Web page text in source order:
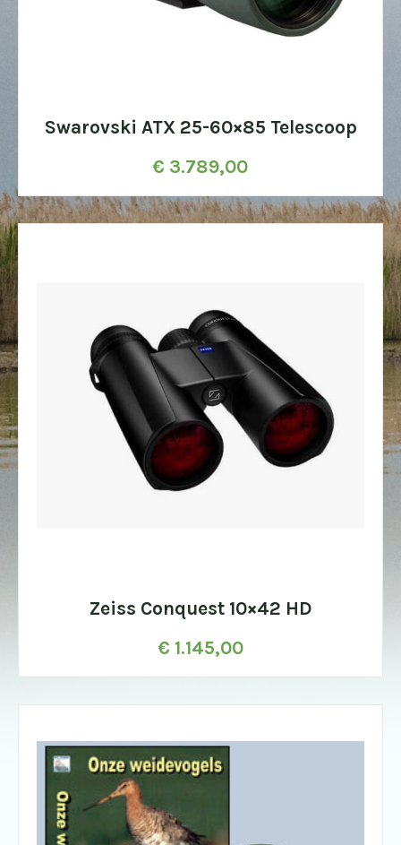
Swarovski ATX 25-60×85 Telescoop
€ 3.789,00
Zeiss Conquest 10×42 HD
€ 1.145,00